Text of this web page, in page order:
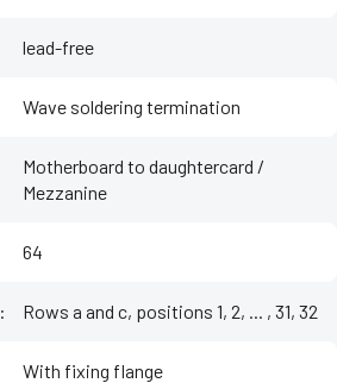
lead-free
Wave soldering termination
Motherboard to daughtercard /
Mezzanine
64
: Rows a and c, positions 1, 2, ... , 31, 32
With fixing flange